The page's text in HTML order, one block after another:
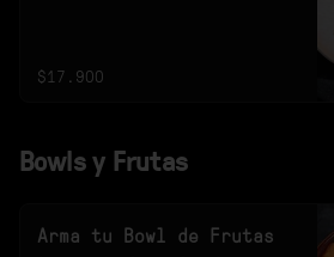
$17.900
Bowls y Frutas
Arma tu Bowl de Frutas